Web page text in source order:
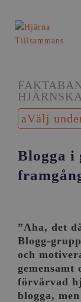
Välj
Blogga i
”Aha, det
Blogg-
och
gemensamt
förvärvad
blogga,